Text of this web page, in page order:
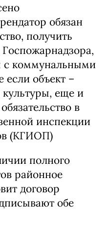
обязан
получить
с коммунальными
если объект –
еще и
в
инспекции
(КГИОП)
полного
районное
договор
обе